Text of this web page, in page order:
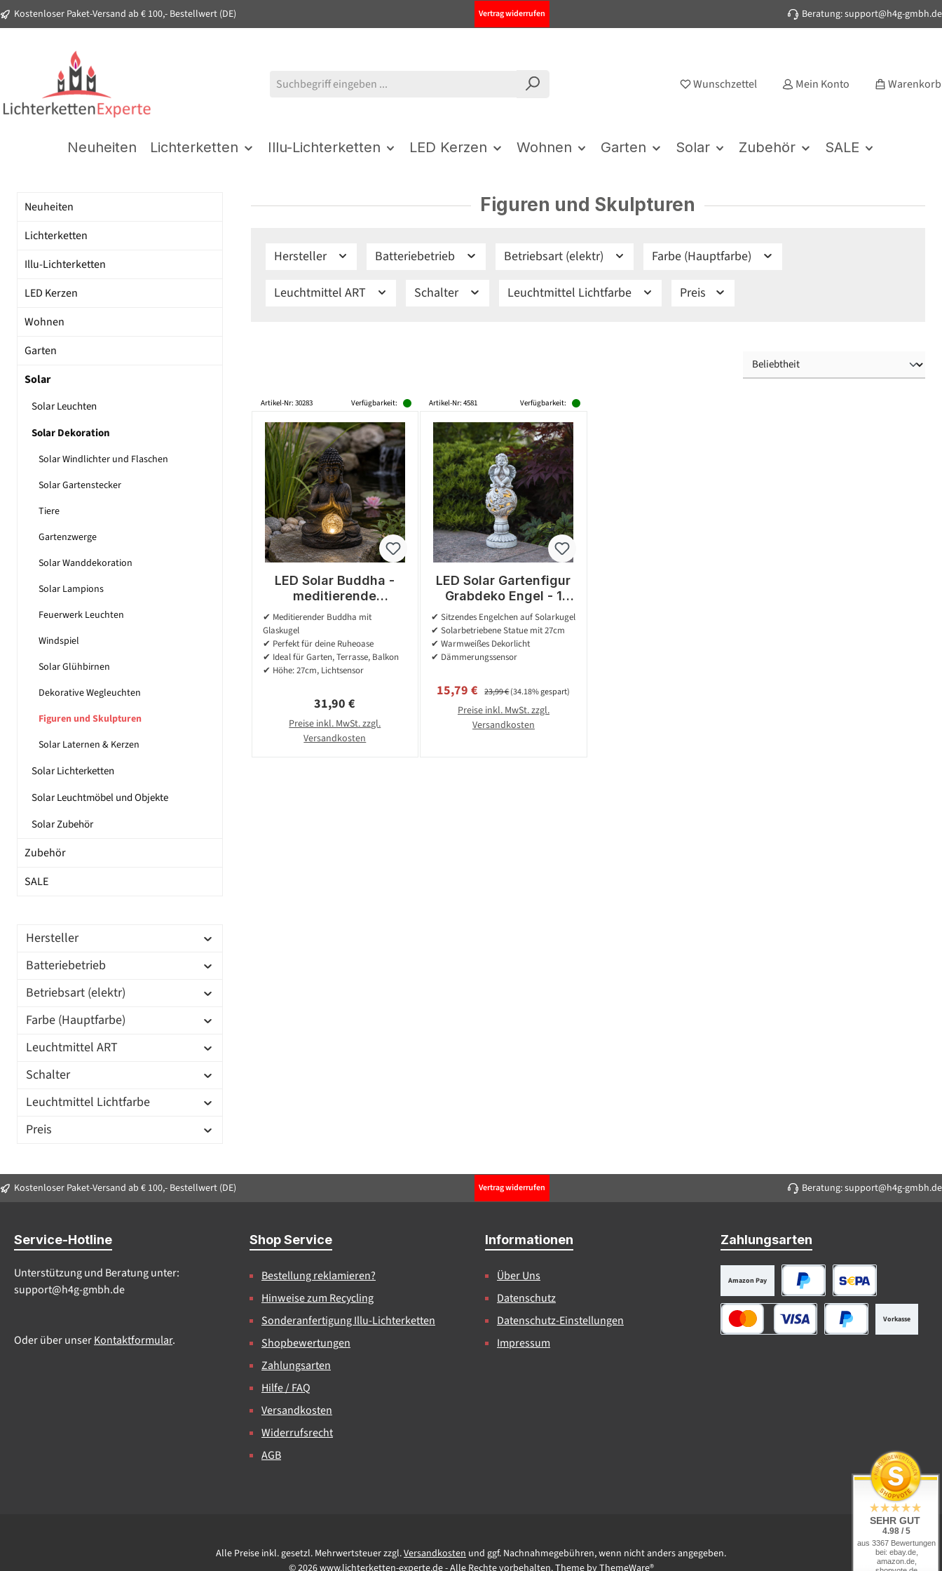
Zur Hauptnavigation springen
Kostenloser Paket-Versand ab € 100,- Bestellwert (DE) Vertrag widerrufen Beratung: support@h4g-gmbh.de
Wunschzettel Mein Konto Warenkorb
Neuheiten Lichterketten Illu-Lichterketten LED Kerzen Wohnen Garten Solar Zubehör SALE
Neuheiten
Lichterketten
Illu-Lichterketten
LED Kerzen
Wohnen
Garten
Solar
Solar Leuchten
Solar Dekoration
Solar Windlichter und Flaschen
Solar Gartenstecker
Tiere
Gartenzwerge
Solar Wanddekoration
Solar Lampions
Feuerwerk Leuchten
Windspiel
Solar Glühbirnen
Dekorative Wegleuchten
Figuren und Skulpturen
Solar Laternen & Kerzen
Solar Lichterketten
Solar Leuchtmöbel und Objekte
Solar Zubehör
Zubehör
SALE
Hersteller
Batteriebetrieb
Betriebsart (elektr)
Farbe (Hauptfarbe)
Leuchtmittel ART
Schalter
Leuchtmittel Lichtfarbe
Preis
Figuren und Skulpturen
Hersteller Batteriebetrieb Betriebsart (elektr) Farbe (Hauptfarbe)
Leuchtmittel ART Schalter Leuchtmittel Lichtfarbe Preis
Artikel-Nr: 30283 Verfügbarkeit:
LED Solar Buddha -
meditierende
Buddhafigur -
Polyresin - H: 27cm -
Dämmerungssensor
✔ Meditierender Buddha mit
Glaskugel
✔ Perfekt für deine Ruheoase
✔ Ideal für Garten, Terrasse, Balkon
✔ Höhe: 27cm, Lichtsensor
Regulärer Preis:
31,90 €
Preise inkl. MwSt. zzgl.
Versandkosten
Artikel-Nr: 4581 Verfügbarkeit:
LED Solar Gartenfigur
Grabdeko Engel - 1
warmweiße LED - H:
27cm - 6 Stunden
Leuchtdauer - Sensor
✔ Sitzendes Engelchen auf Solarkugel
✔ Solarbetriebene Statue mit 27cm
✔ Warmweißes Dekorlicht
✔ Dämmerungssensor
Verkaufspreis:
15,79 € Regulärer Preis:
23,99 €(34.18% gespart)
Preise inkl. MwSt. zzgl.
Versandkosten
Kostenloser Paket-Versand ab € 100,- Bestellwert (DE) Vertrag widerrufen Beratung: support@h4g-gmbh.de
Service-Hotline
Unterstützung und Beratung unter:
support@h4g-gmbh.de
Oder über unserKontaktformular.
Shop Service
Bestellung reklamieren?
Hinweise zum Recycling
Sonderanfertigung Illu-Lichterketten
Shopbewertungen
Zahlungsarten
Hilfe / FAQ
Versandkosten
Widerrufsrecht
AGB
Informationen
Über Uns
Datenschutz
Datenschutz-Einstellungen
Impressum
Zahlungsarten
Vorkasse
Amazon Pay
PayPal SEPA Lastschrift
Alle Preise inkl. gesetzl. Mehrwertsteuer zzgl.Versandkosten und ggf. Nachnahmegebühren, wenn nicht anders angegeben.
© 2026 www.lichterketten-experte.de - Alle Rechte vorbehalten. Theme byThemeWare®
SEHR GUT
4.98 / 5
aus 3367 Bewertungen
bei: ebay.de,
amazon.de,